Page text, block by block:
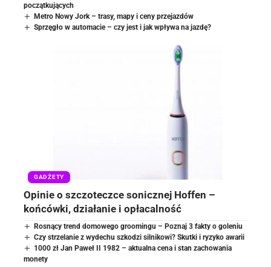
początkujących
Metro Nowy Jork – trasy, mapy i ceny przejazdów
Sprzęgło w automacie – czy jest i jak wpływa na jazdę?
GADŻETY
Opinie o szczoteczce sonicznej Hoffen –
końcówki, działanie i opłacalność
Rosnący trend domowego groomingu – Poznaj 3 fakty o goleniu
Czy strzelanie z wydechu szkodzi silnikowi? Skutki i ryzyko awarii
1000 zł Jan Paweł II 1982 – aktualna cena i stan zachowania
monety